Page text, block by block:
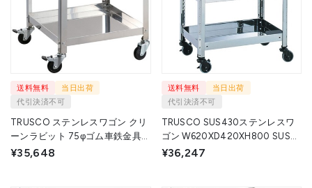
送料無料
当日出荷
代引決済不可
TRUSCO ステンレスワゴン クリ
ーンラビット 75φゴム車鉄金具
500×500×H600 2段 CRB-652 1
¥35,648
送料無料
当日出荷
代引決済不可
TRUSCO SUS430ステンレスワ
ゴン W620XD420XH800 SUS4-
511A (620X420XH795)
¥36,247